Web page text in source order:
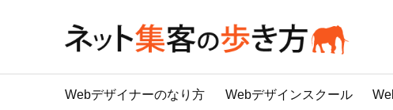
Webデザイナーのなり方 Webデザインスクール